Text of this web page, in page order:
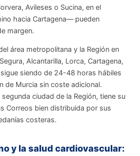
Avileses o Sucina, en el
hacia Cartagena— pueden
margen.
área metropolitana y la Región en
Alcantarilla, Lorca, Cartagena,
siendo de 24-48 horas hábiles
de Murcia sin coste adicional.
ciudad de la Región, tiene su
Correos bien distribuida por sus
costeras.
y la salud cardiovascular: